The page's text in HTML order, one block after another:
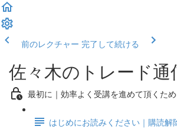
前のレクチャー 完了して続ける
佐々木のトレード
最初に｜効率よく受講を進めて頂くた
はじめにお読みください｜購読解